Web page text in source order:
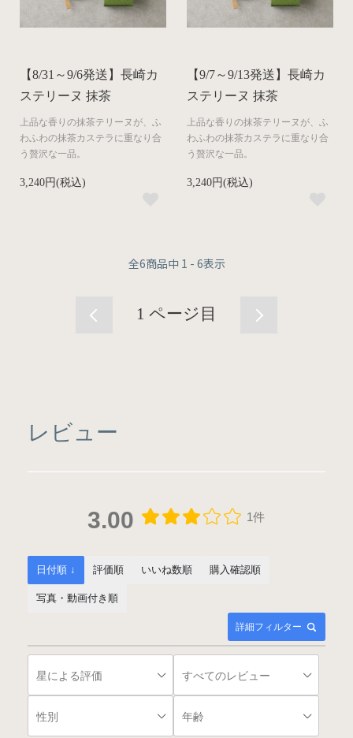
【8/31～9/6発送】長崎カ
ステリーヌ 抹茶
上品な​香りの​抹茶テリーヌが、​ふ
わふわの​抹茶カステラに​重なり合
う​贅沢な​一品。​
3,240円(税込)
【9/7～9/13発送】長崎カ
ステリーヌ 抹茶
上品な​香りの​抹茶テリーヌが、​ふ
わふわの​抹茶カステラに​重なり合
う​贅沢な​一品。​
3,240円(税込)
全6商品中 1 - 6表示
1 ページ目
レビュー
3.00 1件
詳細フィルター
日付順 ↓ 評価順 いいね数順 購入確認順
写真・動画付き順